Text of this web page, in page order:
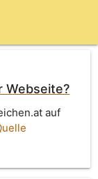
Webseite?
auf